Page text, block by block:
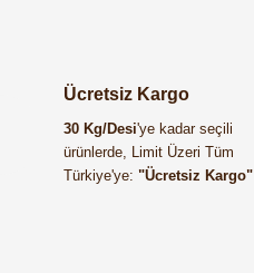
Ücretsiz Kargo
30 Kg/Desi'ye kadar seçili
ürünlerde, Limit Üzeri Tüm
Türkiye'ye: "Ücretsiz Kargo"